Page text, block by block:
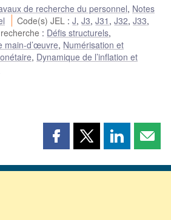
de recherche du personnel, Notes
Code(s) JEL :J,J3,J31 ,J32,J33,
: Défis structurels,
main-d’œuvre, Numérisation et
, Dynamique de l’inflation et
Partager
page
Partager
page
Partager
page page